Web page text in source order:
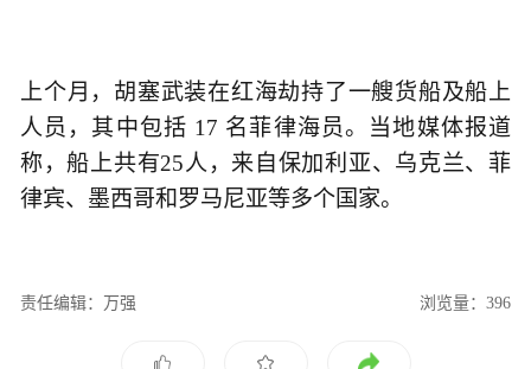
上个月，胡塞武装在红海劫持了一艘货船及船上
人员，其中包括 17 名菲律海员。当地媒体报道
称，船上共有25人，来自保加利亚、乌克兰、菲
律宾、墨西哥和罗马尼亚等多个国家。
责任编辑：万强 浏览量：396